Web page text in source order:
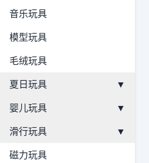
音乐玩具
模型玩具
毛绒玩具
夏日玩具
▼
婴儿玩具
▼
滑行玩具
▼
磁力玩具